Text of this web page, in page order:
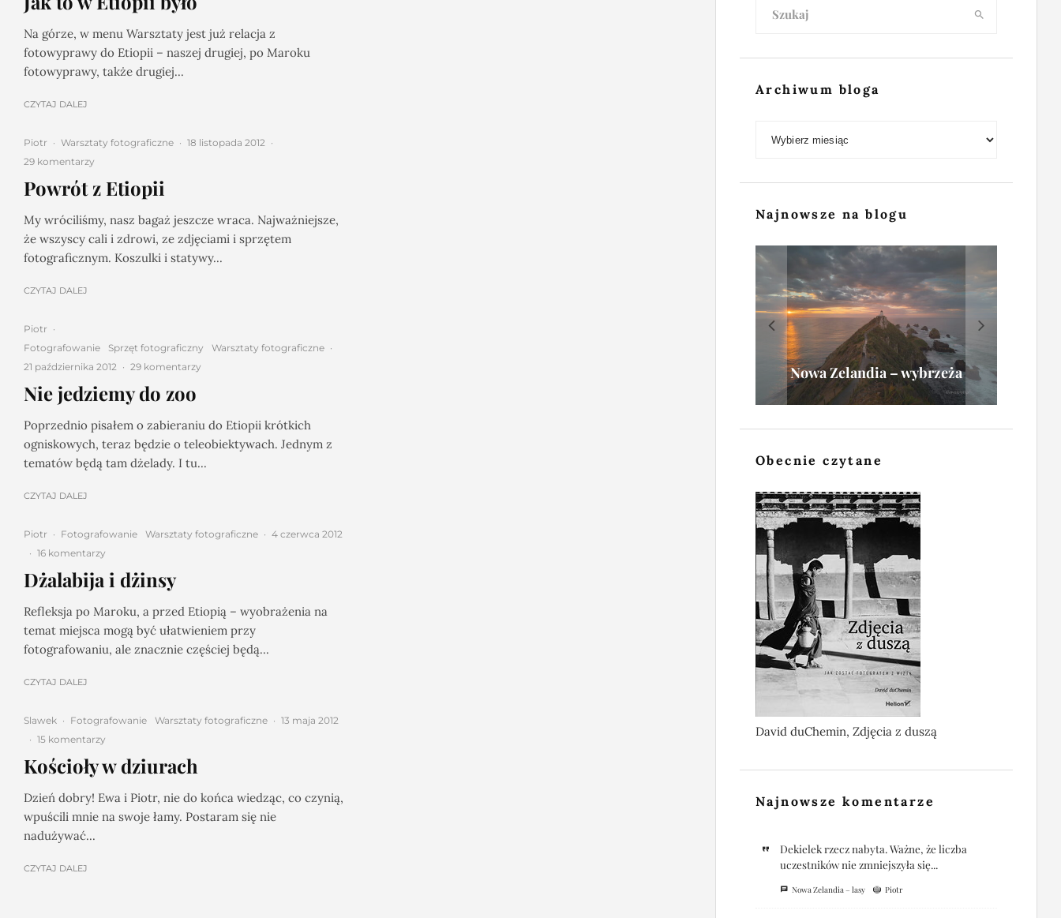
Na górze, w menu Warsztaty jest już relacja z
fotowyprawy do Etiopii – naszej drugiej, po Maroku
fotowyprawy, także drugiej...
CZYTAJ DALEJ
Piotr · Warsztaty fotograficzne · 18 listopada 2012 ·
29 komentarzy
Powrót z Etiopii
My wróciliśmy, nasz bagaż jeszcze wraca. Najważniejsze,
że wszyscy cali i zdrowi, ze zdjęciami i sprzętem
fotograficznym. Koszulki i statywy...
CZYTAJ DALEJ
Piotr ·
Fotografowanie
Sprzęt fotograficzny Warsztaty fotograficzne ·
21 października 2012 · 29 komentarzy
Nie jedziemy do zoo
Poprzednio pisałem o zabieraniu do Etiopii krótkich
ogniskowych, teraz będzie o teleobiektywach. Jednym z
tematów będą tam dżelady. I tu...
CZYTAJ DALEJ
Piotr · Fotografowanie Warsztaty fotograficzne · 4 czerwca 2012
· 16 komentarzy
Dżalabija i dżinsy
Refleksja po Maroku, a przed Etiopią – wyobrażenia na
temat miejsca mogą być ułatwieniem przy
fotografowaniu, ale znacznie częściej będą...
CZYTAJ DALEJ
Slawek · Fotografowanie Warsztaty fotograficzne · 13 maja 2012
· 15 komentarzy
Kościoły w dziurach
Dzień dobry! Ewa i Piotr, nie do końca wiedząc, co czynią,
wpuścili mnie na swoje łamy. Postaram się nie
nadużywać...
CZYTAJ DALEJ
Archiwum bloga
Najnowsze na blogu
Głębia ostrości w fotografii
krajobrazowej, albo
spotkanie z wydmą
Namibia: fotografowanie z
awionetki
Nowa Zelandia – wybrzeża
Dronem nad Nową Zelandią
Obecnie czytane
David duChemin, Zdjęcia z duszą
Najnowsze komentarze
Dekielek rzecz nabyta. Ważne, że liczba
uczestników nie zmniejszyła się...
Nowa Zelandia – lasy Piotr